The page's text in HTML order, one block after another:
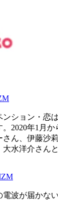
ション・恋
2020年1月
ん、伊藤沙
大水洋介さ
波が届かな